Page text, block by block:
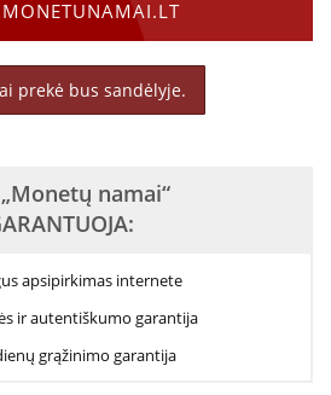
prekė bus sandėlyje.
namai“
apsipirkimas internete
ir autentiškumo garantija
grąžinimo garantija